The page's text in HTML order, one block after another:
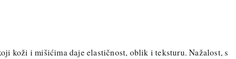
koži i mišićima daje elastičnost, oblik i teksturu. Nažalost, s